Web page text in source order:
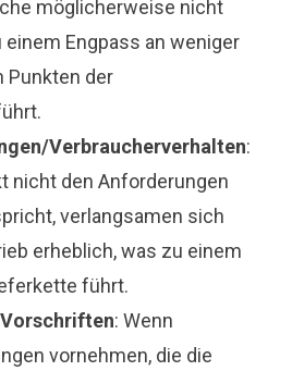
möglicherweise nicht
Engpass an weniger
der
Verbraucherverhalten:
nicht den Anforderungen
verlangsamen sich
erheblich, was zu einem
führt.
: Wenn
vornehmen, die die